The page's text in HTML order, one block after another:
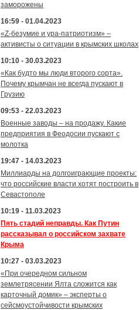
заморожены
16:59 - 01.04.2023
«Z-безумие и ура-патриотизм» –
активисты о ситуации в крымских школах
10:10 - 30.03.2023
«Как будто мы люди второго сорта».
Почему крымчан не всегда пускают в
Грузию
09:53 - 22.03.2023
Военные заводы – на продажу. Какие
предприятия в Феодосии пускают с
молотка
19:47 - 14.03.2023
Миллиарды на долгоиграющие проекты:
что российские власти хотят построить в
Севастополе
10:19 - 11.03.2023
Пять стадий неправды. Как Путин
рассказывал о российском захвате
Крыма
10:27 - 03.03.2023
«При очередном сильном
землетрясении Ялта сложится как
карточный домик» – эксперты о
сейсмоустойчивости крымских